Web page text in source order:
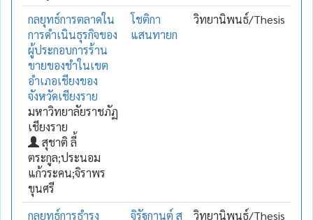
กลยุทธ์การตลาดใน
การดำเนินธุรกิจของ
ผู้ประกอบการร้าน
ขายของชำในเขต
อำเภอเชียงของ
จังหวัดเชียงราย
มหาวิทยาลัยราชภัฏ
เชียงราย
สุชาติ ลี้
ตระกูล;ประนอม
แก้วระคน;จิราพร
ขุนศรี
โชติกา
แสนทายก
วิทยานิพนธ์/Thesis
กลยุทธ์การธำรง
จิรัฐกานต์ สุ
วิทยานิพนธ์/Thesis